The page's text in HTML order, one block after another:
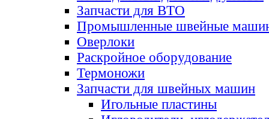
Запчасти для ВТО
Промышленные швейные
Оверлоки
Раскройное оборудование
Термоножи
Запчасти для швейных машин
Игольные пластины